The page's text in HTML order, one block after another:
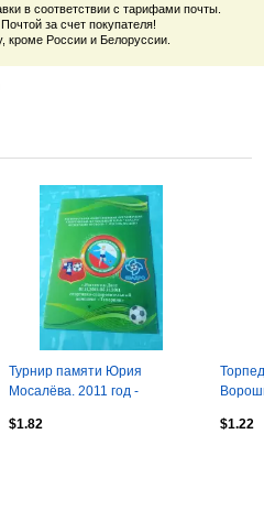
в соответствии с тарифами почты.
за счет покупателя!
кроме России и Белоруссии.
Турнир памяти Юрия
Мосалёва. 2011 год -
$1.82
$1.22